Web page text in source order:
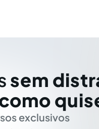
sem
exclusivos